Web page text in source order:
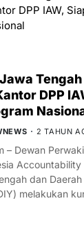
DPP
2 TAHUN
– Dewan
Accountability
dan
melakukan